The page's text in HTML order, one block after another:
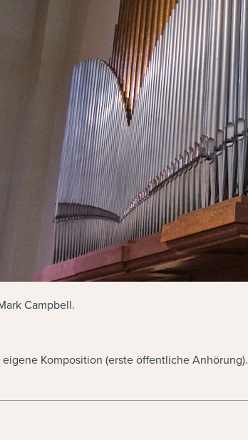
Campbell.
Komposition (erste öffentliche Anhörung).